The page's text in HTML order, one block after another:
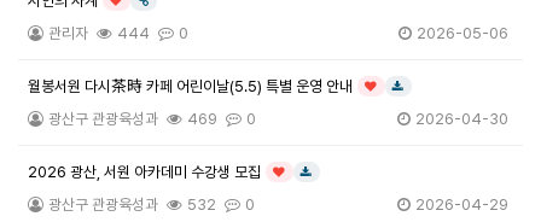
인기글 링크
관리자 444 0 2026-05-06
월봉서원 다시茶時 카페 어린이날(5.5) 특별 운영 안내 인기글다운로드
광산구 관광육성과 469 0 2026-04-30
2026 광산, 서원 아카데미 수강생 모집 인기글다운로드
광산구 관광육성과 532 0 2026-04-29